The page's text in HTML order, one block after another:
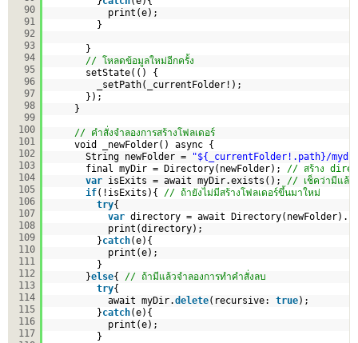
90
91
92
93
94
95
96
97
98
99
100
101
102
103
104
105
106
107
108
109
110
111
112
113
114
115
116
117
print(e);
}
}
// โหลดข้อมูลใหม่อีกครั้ง
setState(() {
_setPath(_currentFolder!);
});
}
// คำสั่งจำลองการสร้างโฟลเดอร์
void _newFolder() async {
String newFolder =
"${_currentFolder!.path}/
final myDir = Directory(newFolder); // สร้าง
var isExits = await myDir.exists(); // เช็คว่ามีแล้ว
if(!isExits){ // ถ้ายังไม่มีสร้างโฟลเดอร์ขึ้นมาใหม่
try{
var directory = await
print(directory);
}catch(e){
print(e);
}
}else{ // ถ้ามีแล้วจำลองการทำคำสั่งลบ
try{
await myDir.delete(recursive: true);
}catch(e){
print(e);
}